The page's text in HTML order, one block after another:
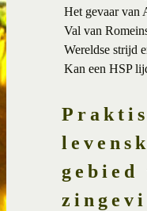
Het gevaar van
Val van
Wereldse strijd
Kan een HSP
gebied